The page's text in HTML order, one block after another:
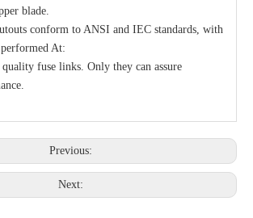
blade.
conform to ANSI and IEC standards, with
At:
fuse links. Only they can assure
Previous:
Next: